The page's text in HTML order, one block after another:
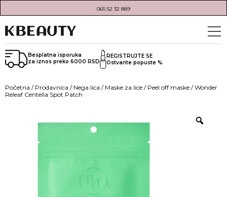
065 52 32 889
Besplatna isporuka
za iznos preko 6000 RSD
REGISTRUJTE SE
Ostvarite popuste %
Početna / Prodavnica / Nega lica / Maske za lice / Peel off maske / Wonder
Releaf Centella Spot Patch